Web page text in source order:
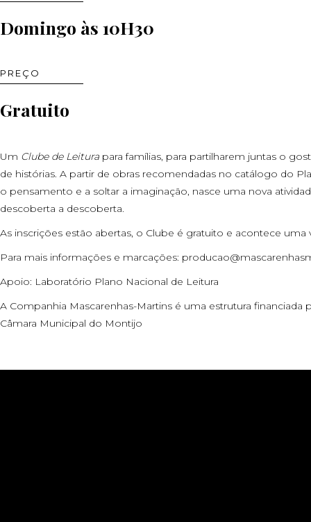
Domingo às 10H30
PREÇO
Gratuito
Um Clube de Leitura para famílias, para partilharem juntas o
de histórias. A partir de obras recomendadas no catálogo do
o pensamento e a soltar a imaginação, nasce uma nova
descoberta a descoberta.
As inscrições estão abertas, o Clube é gratuito e acontece
Para mais informações e marcações:
Apoio: Laboratório Plano Nacional de Leitura
A Companhia Mascarenhas-Martins é uma estrutura
Câmara Municipal do Montijo